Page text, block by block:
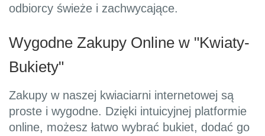
odbiorcy świeże i zachwycające.
Wygodne Zakupy Online w "Kwiaty-
Bukiety"
Zakupy w naszej kwiaciarni internetowej są
proste i wygodne. Dzięki intuicyjnej platformie
online, możesz łatwo wybrać bukiet, dodać go